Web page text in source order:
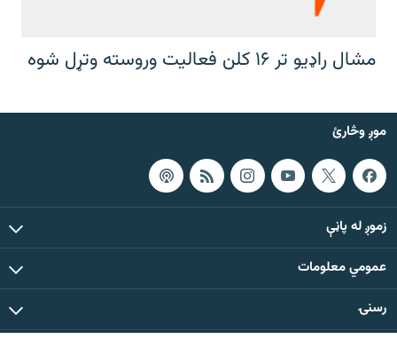
مشال راډیو تر ۱۶ کلن فعالیت وروسته وتړل شوه
موږ وڅارئ
زموږ له پاڼې
عمومي معلومات
رسنۍ